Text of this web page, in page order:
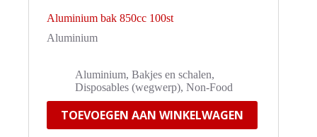
Aluminium bak 850cc 100st
Aluminium
Aluminium, Bakjes en schalen,
Disposables (wegwerp), Non-Food
TOEVOEGEN AAN WINKELWAGEN